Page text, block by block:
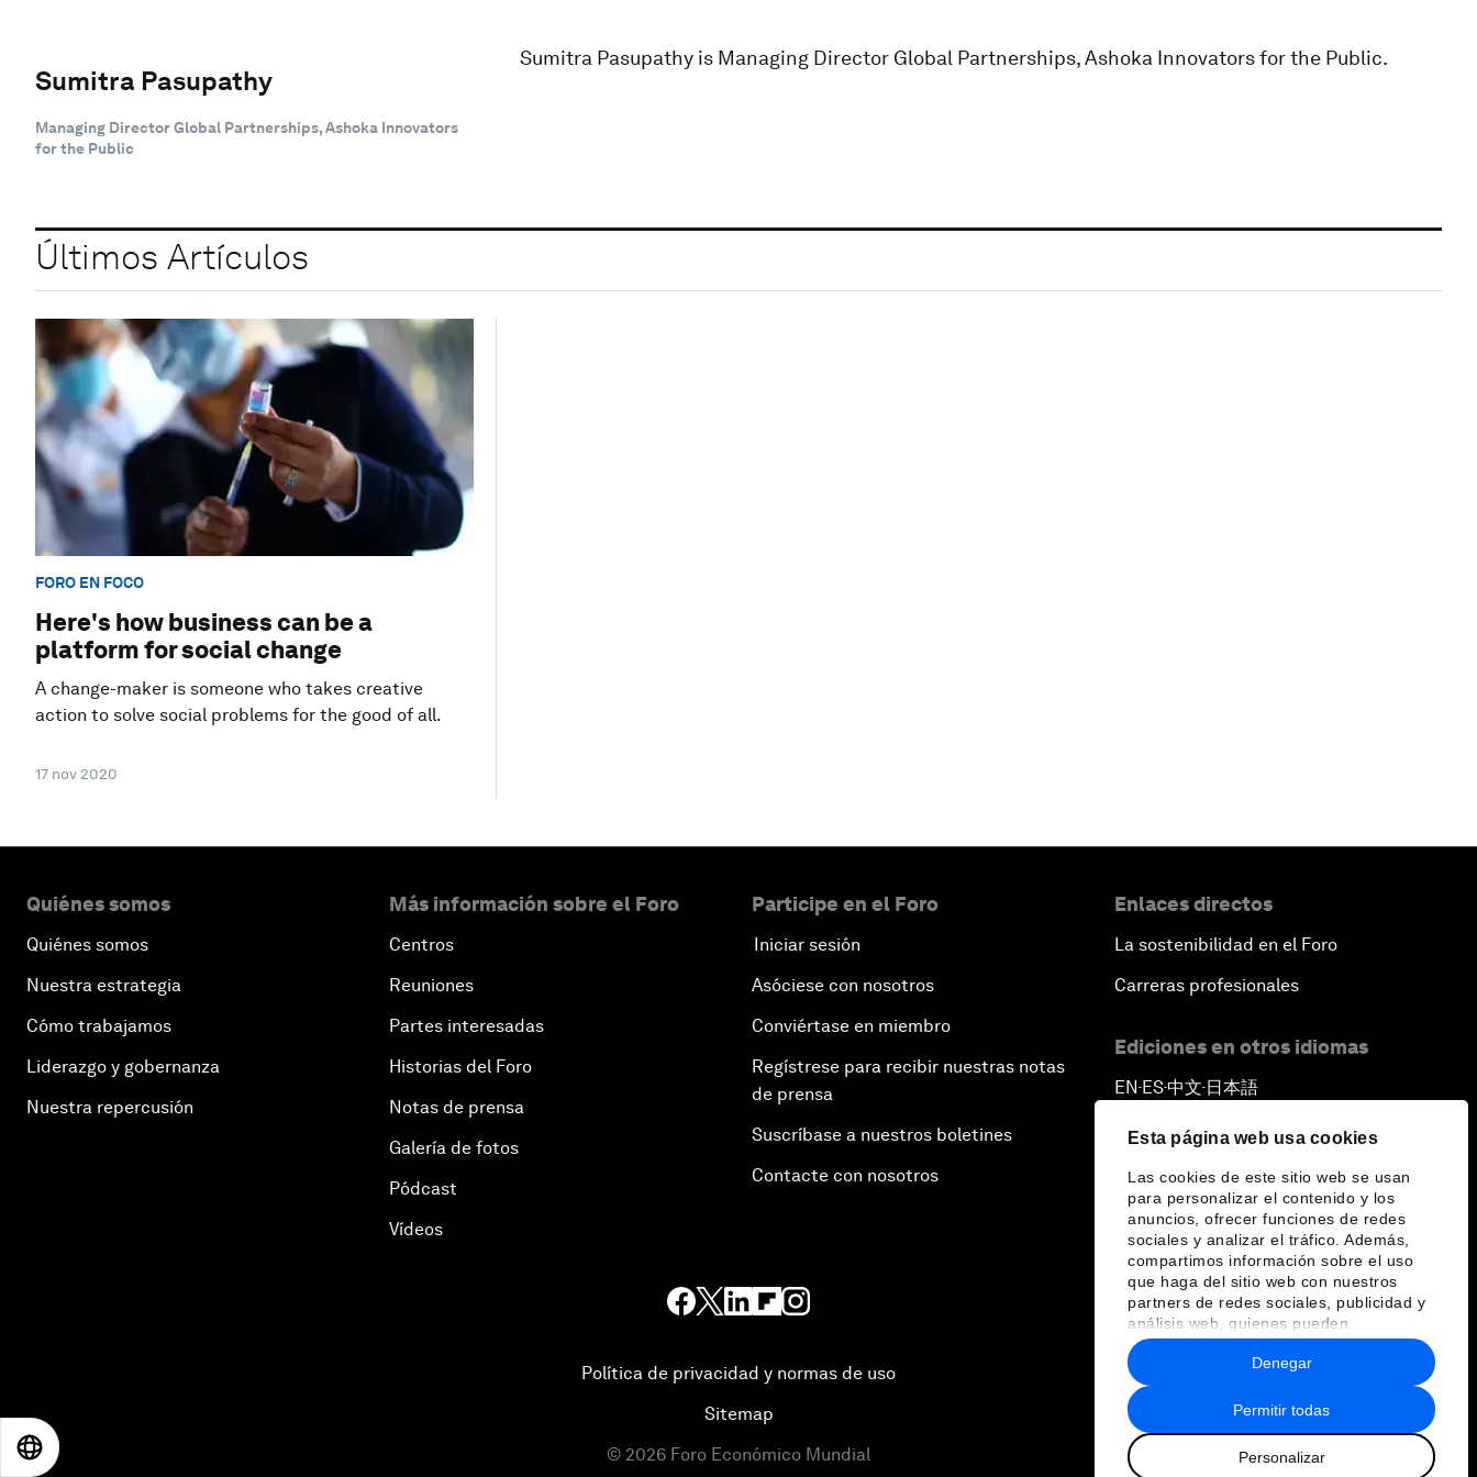
Esta página web usa cookies
Las cookies de este sitio web se usan
para personalizar el contenido y los
anuncios, ofrecer funciones de redes
sociales y analizar el tráfico. Además,
compartimos información sobre el uso
que haga del sitio web con nuestros
partners de redes sociales, publicidad y
análisis web, quienes pueden
combinarla con otra información que les
haya proporcionado o que hayan
recopilado a partir del uso que haya
hecho de sus servicios.
Permitir todas
Personalizar
Denegar
Sumitra Pasupathy
Managing Director Global Partnerships, Ashoka Innovators
for the Public
Sumitra Pasupathy is Managing Director Global Partnerships, Ashoka Innovators for the Public.
Últimos Artículos
FORO EN FOCO
Here's how business can be a
platform for social change
A change-maker is someone who takes creative
action to solve social problems for the good of all.
17 nov 2020
Quiénes somos
Quiénes somos
Nuestra estrategia
Cómo trabajamos
Liderazgo y gobernanza
Nuestra repercusión
Más información sobre el Foro
Centros
Reuniones
Partes interesadas
Historias del Foro
Notas de prensa
Galería de fotos
Pódcast
Vídeos
Participe en el Foro
Iniciar sesión
Asóciese con nosotros
Conviértase en miembro
Regístrese para recibir nuestras notas
de prensa
Suscríbase a nuestros boletines
Contacte con nosotros
Enlaces directos
La sostenibilidad en el Foro
Carreras profesionales
Ediciones en otros idiomas
EN ▪ ES▪中文▪ 日本語
Política de privacidad y normas de uso
Sitemap
© 2026 Foro Económico Mundial